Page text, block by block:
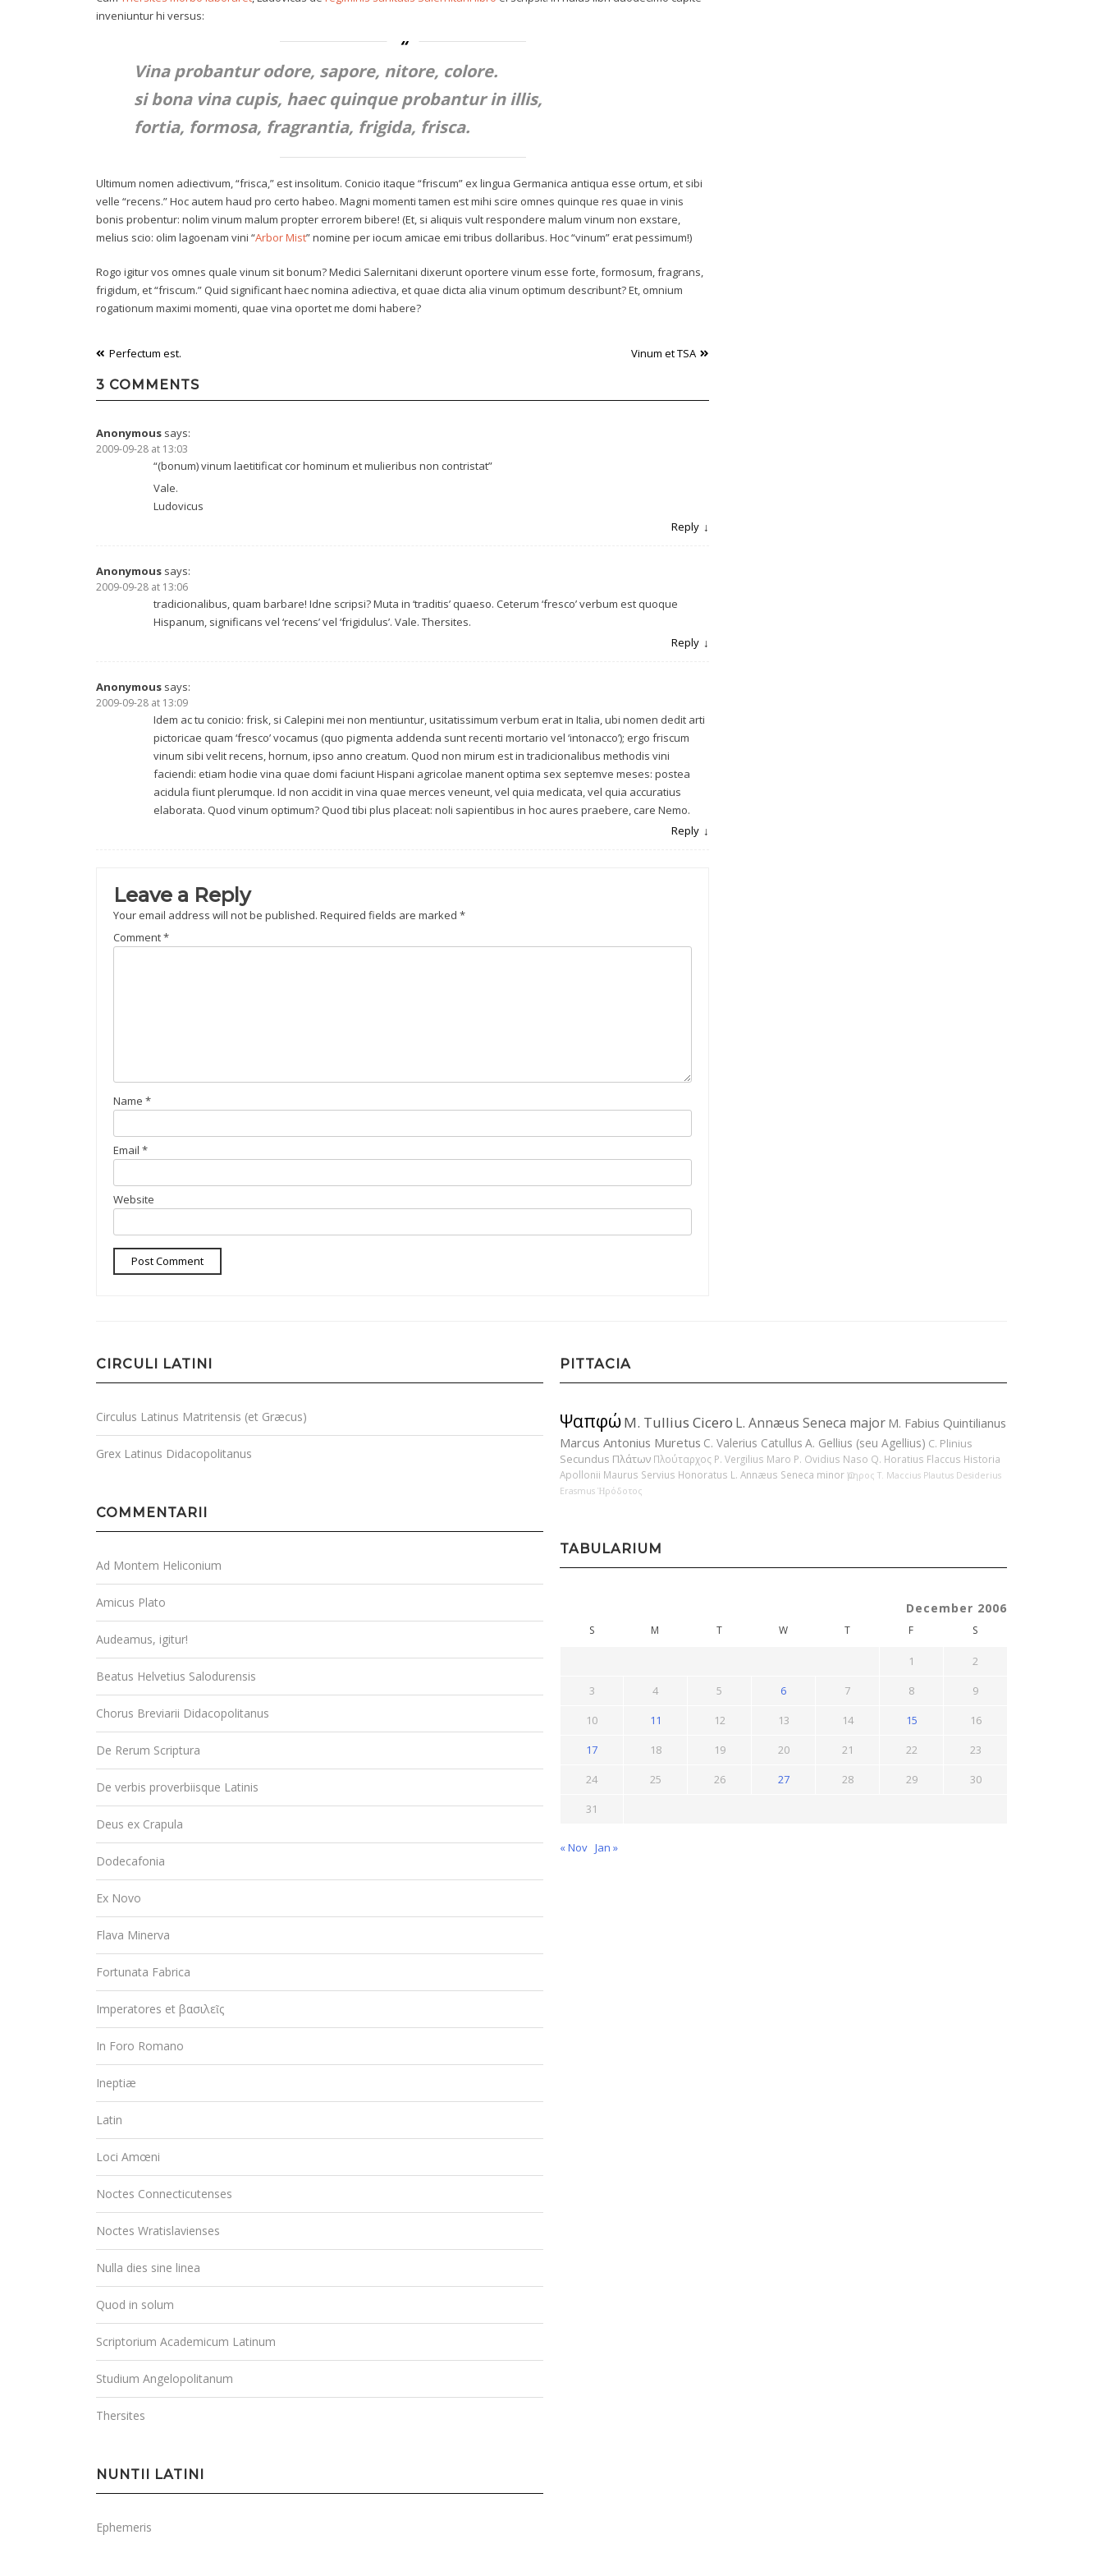
inveniuntur hi versus:
Vina probantur odore, sapore, nitore, colore.
si bona vina cupis, haec quinque probantur in illis,
fortia, formosa, fragrantia, frigida, frisca.
Ultimum nomen adiectivum, “frisca,” est insolitum. Conicio itaque “friscum” ex lingua Germanica antiqua esse ortum, et sibi
velle “recens.” Hoc autem haud pro certo habeo. Magni momenti tamen est mihi scire omnes quinque res quae in vinis
bonis probentur: nolim vinum malum propter errorem bibere! (Et, si aliquis vult respondere malum vinum non exstare,
melius scio: olim lagoenam vini “Arbor Mist” nomine per iocum amicae emi tribus dollaribus. Hoc “vinum” erat pessimum!)
Rogo igitur vos omnes quale vinum sit bonum? Medici Salernitani dixerunt oportere vinum esse forte, formosum, fragrans,
frigidum, et “friscum.” Quid significant haec nomina adiectiva, et quae dicta alia vinum optimum describunt? Et, omnium
rogationum maximi momenti, quae vina oportet me domi habere?
Post
navigation
Perfectum est. Vinum et TSA
3 COMMENTS
Anonymous says:
2009-09-28 at 13:03
“(bonum) vinum laetitificat cor hominum et mulieribus non contristat”
Vale.
Ludovicus
Reply
Anonymous says:
2009-09-28 at 13:06
tradicionalibus, quam barbare! Idne scripsi? Muta in ‘traditis’ quaeso. Ceterum ‘fresco’ verbum est quoque
Hispanum, significans vel ‘recens’ vel ‘frigidulus’. Vale. Thersites.
Reply
Anonymous says:
2009-09-28 at 13:09
Idem ac tu conicio: frisk, si Calepini mei non mentiuntur, usitatissimum verbum erat in Italia, ubi nomen dedit arti
pictoricae quam ‘fresco’ vocamus (quo pigmenta addenda sunt recenti mortario vel ‘intonacco’); ergo friscum
vinum sibi velit recens, hornum, ipso anno creatum. Quod non mirum est in tradicionalibus methodis vini
faciendi: etiam hodie vina quae domi faciunt Hispani agricolae manent optima sex septemve meses: postea
acidula fiunt plerumque. Id non accidit in vina quae merces veneunt, vel quia medicata, vel quia accuratius
elaborata. Quod vinum optimum? Quod tibi plus placeat: noli sapientibus in hoc aures praebere, care Nemo.
Reply
Leave a Reply
Your email address will not be published. Required fields are marked *
Comment*
Name *
Email *
Website
CIRCULI LATINI
Circulus Latinus Matritensis (et Græcus)
Grex Latinus Didacopolitanus
COMMENTARII
Ad Montem Heliconium
Amicus Plato
Audeamus, igitur!
Beatus Helvetius Salodurensis
Chorus Breviarii Didacopolitanus
De Rerum Scriptura
De verbis proverbiisque Latinis
Deus ex Crapula
Dodecafonia
Ex Novo
Flava Minerva
Fortunata Fabrica
Imperatores et βασιλεῖς
In Foro Romano
Ineptiæ
Latin
Loci Amœni
Noctes Connecticutenses
Noctes Wratislavienses
Nulla dies sine linea
Quod in solum
Scriptorium Academicum Latinum
Studium Angelopolitanum
Thersites
NUNTII LATINI
Ephemeris
PITTACIA
ΨαπφώM. Tullius Cicero L. Annæus Seneca major M. Fabius Quintilianus
Marcus Antonius Muretus C. Valerius Catullus A. Gellius (seu Agellius) C. Plinius
Secundus Πλάτων Πλούταρχος P. Vergilius Maro P. Ovidius Naso Q. Horatius Flaccus Historia
Apollonii Maurus Servius Honoratus L. Annæus Seneca minor Ὅμηρος T. Maccius Plautus Desiderius
Erasmus Ἡρόδοτος
TABULARIUM
December 2006
S M T W T F S
1
2
3
4 5 6 7 8
9
10
11 12 13 14 15
16
17
18 19 20 21 22
23
24
25 26 27 28 29
30
31
« Nov Jan »